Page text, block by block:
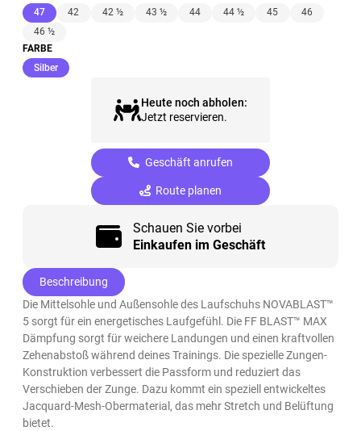
47(ausgewählt)
42 42 ½ 43 ½ 44 44 ½ 45
46
46 ½
FARBE
Silber(ausgewählt)
Heute noch abholen:
Jetzt reservieren.
Geschäft anrufen
Route planen
Schauen Sie vorbei
Einkaufen im Geschäft
Beschreibung
Die Mittelsohle und Außensohle des Laufschuhs NOVABLAST™
5 sorgt für ein energetisches Laufgefühl. Die FF BLAST™ MAX
Dämpfung sorgt für weichere Landungen und einen kraftvollen
Zehenabstoß während deines Trainings. Die spezielle Zungen-
Konstruktion verbessert die Passform und reduziert das
Verschieben der Zunge. Dazu kommt ein speziell entwickeltes
Jacquard-Mesh-Obermaterial, das mehr Stretch und Belüftung
bietet.